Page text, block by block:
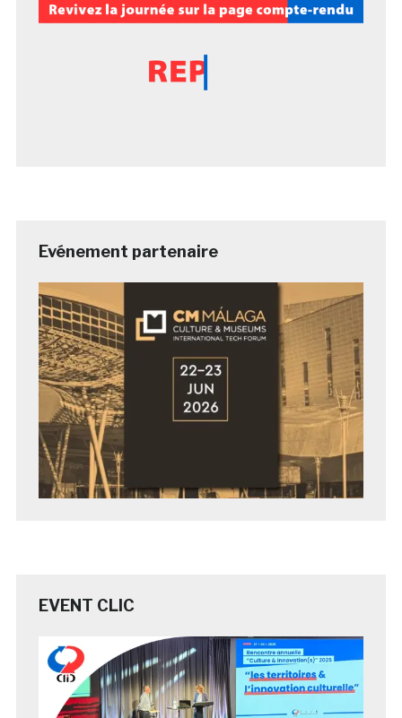
Evénement partenaire
EVENT CLIC